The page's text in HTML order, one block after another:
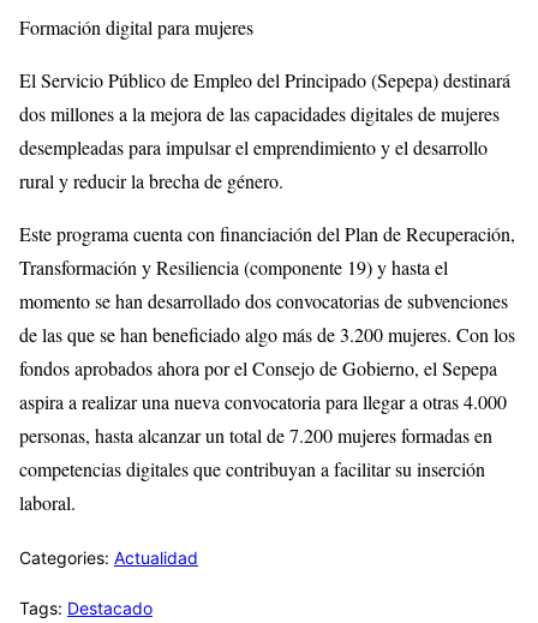
Formación digital para mujeres
El Servicio Público de Empleo del Principado (Sepepa) destinará
dos millones a la mejora de las capacidades digitales de mujeres
desempleadas para impulsar el emprendimiento y el desarrollo
rural y reducir la brecha de género.
Este programa cuenta con financiación del Plan de Recuperación,
Transformación y Resiliencia (componente 19) y hasta el
momento se han desarrollado dos convocatorias de subvenciones
de las que se han beneficiado algo más de 3.200 mujeres. Con los
fondos aprobados ahora por el Consejo de Gobierno, el Sepepa
aspira a realizar una nueva convocatoria para llegar a otras 4.000
personas, hasta alcanzar un total de 7.200 mujeres formadas en
competencias digitales que contribuyan a facilitar su inserción
laboral.
Categories: Actualidad
Tags: Destacado